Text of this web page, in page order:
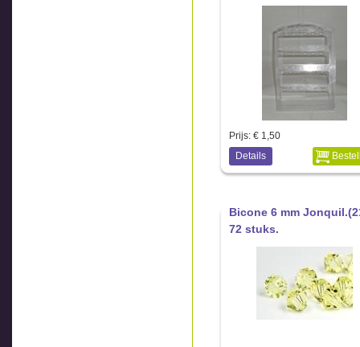
Prijs: € 1,50
Details
Bicone 6 mm
72 stuks.